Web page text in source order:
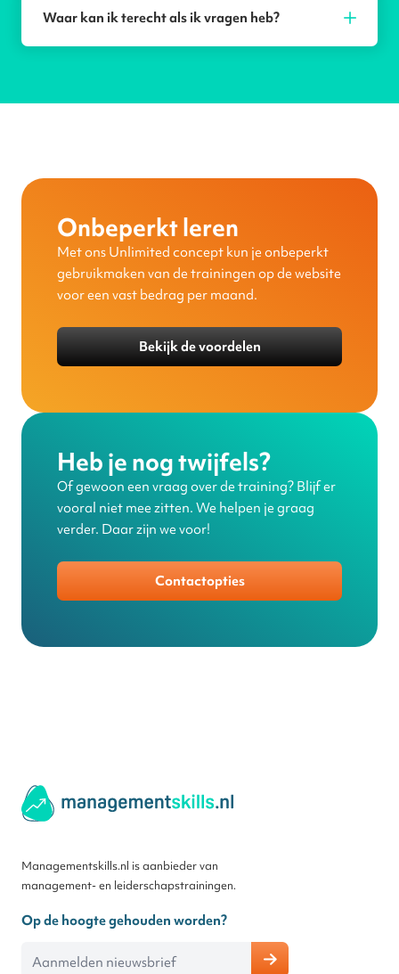
Waar kan ik terecht als ik vragen heb?
Onbeperkt leren
Met ons Unlimited concept kun je onbeperkt
gebruikmaken van de trainingen op de website
voor een vast bedrag per maand.
Bekijk de voordelen
Heb je nog twijfels?
Of gewoon een vraag over de training? Blijf er
vooral niet mee zitten. We helpen je graag
verder. Daar zijn we voor!
Contactopties
Managementskills.nl is aanbieder van
management- en leiderschapstrainingen.
Op de hoogte gehouden worden?